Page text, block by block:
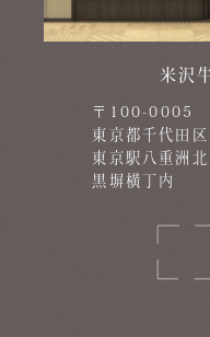
米沢
〒100-0005
東京都千代田
東京駅八重洲
黒塀横丁内